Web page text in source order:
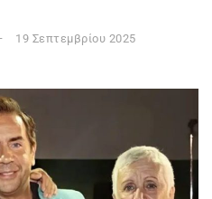
19 Σεπτεμβρίου 2025